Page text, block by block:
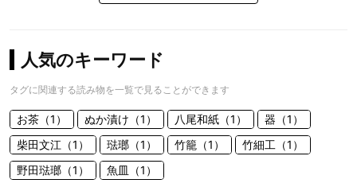
人気のキーワード
タグに関連する読み物を一覧で見ることができます
お茶（1） ぬか漬け（1） 八尾和紙（1）
器（1）
柴田文江（1）
琺瑯（1） 竹籠（1）
竹細工（1）
野田琺瑯（1）
魚皿（1）